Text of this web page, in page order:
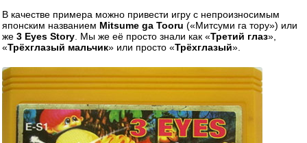
В качестве примера можно привести игру с непроизносимым
японским названием Mitsume ga Tooru («Митсуми га тору») или
же 3 Eyes Story . Мы же её просто знали как «Третий глаз»,
«Трёхглазый мальчик» или просто «Трёхглазый».